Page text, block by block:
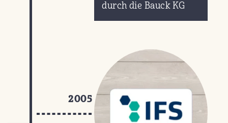
durch die Bauck KG
2005